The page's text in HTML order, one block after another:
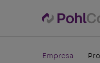
Empresa